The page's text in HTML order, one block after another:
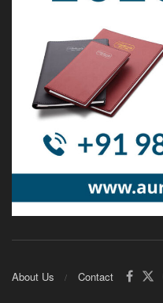
About Us Contact